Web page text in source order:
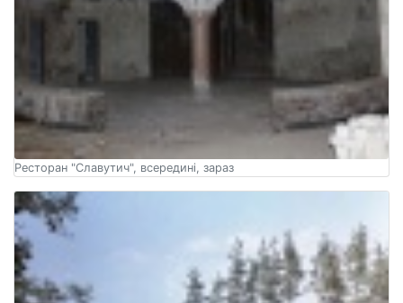
Ресторан "Славутич", всередині, зараз